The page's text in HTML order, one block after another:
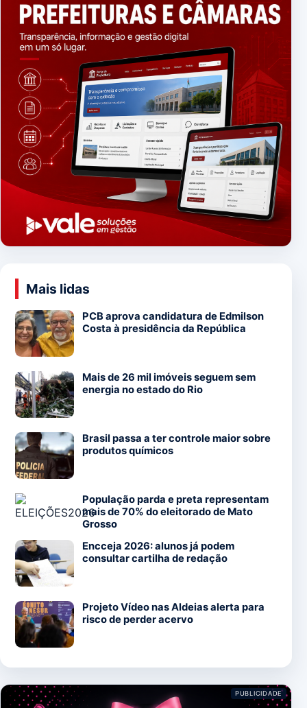
Mais lidas
PCB aprova candidatura de Edmilson
Costa à presidência da República
Mais de 26 mil imóveis seguem sem
energia no estado do Rio
Brasil passa a ter controle maior sobre
produtos químicos
População parda e preta representam
mais de 70% do eleitorado de Mato
Grosso
Encceja 2026: alunos já podem
consultar cartilha de redação
Projeto Vídeo nas Aldeias alerta para
risco de perder acervo
PUBLICIDADE